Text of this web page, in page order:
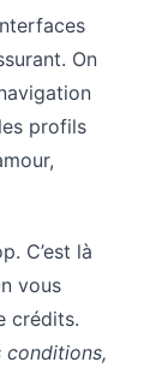
On
profils
C’est là
vous
crédits.
conditions,